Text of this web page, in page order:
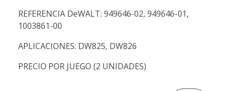
REFERENCIA DeWALT: 949646-02, 949646-01,
1003861-00
APLICACIONES: DW825, DW826
PRECIO POR JUEGO (2 UNIDADES)